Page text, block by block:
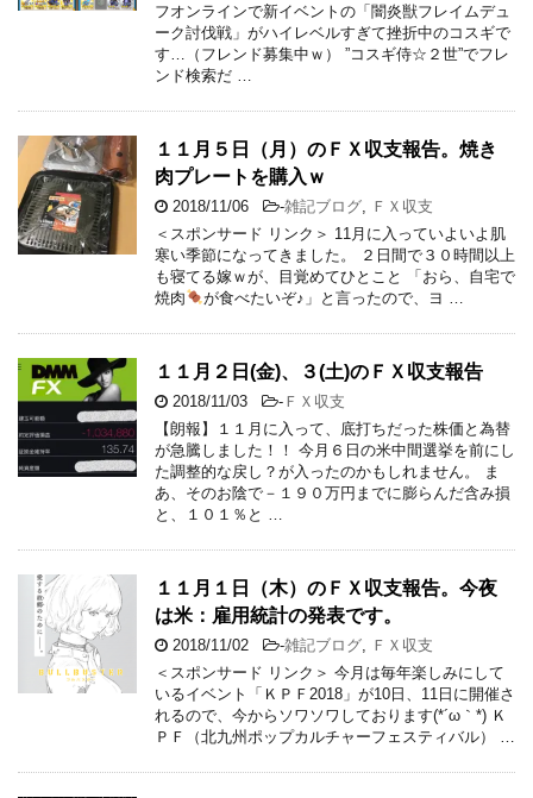
フオンラインで新イベントの「闇炎獣フレイムデュ
ーク討伐戦」がハイレベルすぎて挫折中のコスギで
す…（フレンド募集中ｗ） ”コスギ侍☆２世”でフレ
ンド検索だ …
１１月５日（月）のＦＸ収支報告。焼き
肉プレートを購入ｗ
2018/11/06 -雑記ブログ
ＦＸ収支
＜スポンサード リンク＞ 11月に入っていよいよ肌
寒い季節になってきました。 ２日間で３０時間以上
も寝てる嫁ｗが、目覚めてひとこと 「おら、自宅で
焼肉
が食べたいぞ♪」と言ったので、ヨ …
１１月２日(金)、３(土)のＦＸ収支報告
2018/11/03 - ＦＸ収支
【朗報】１１月に入って、底打ちだった株価と為替
が急騰しました！！ 今月６日の米中間選挙を前にし
た調整的な戻し？が入ったのかもしれません。 ま
あ、そのお陰で－１９０万円までに膨らんだ含み損
と、１０１％と …
１１月１日（木）のＦＸ収支報告。今夜
は米：雇用統計の発表です。
2018/11/02 -雑記ブログ
ＦＸ収支
＜スポンサード リンク＞ 今月は毎年楽しみにして
いるイベント「ＫＰＦ2018」が10日、11日に開催さ
れるので、今からソワソワしております(*´ω｀*) Ｋ
ＰＦ（北九州ポップカルチャーフェスティバル） …